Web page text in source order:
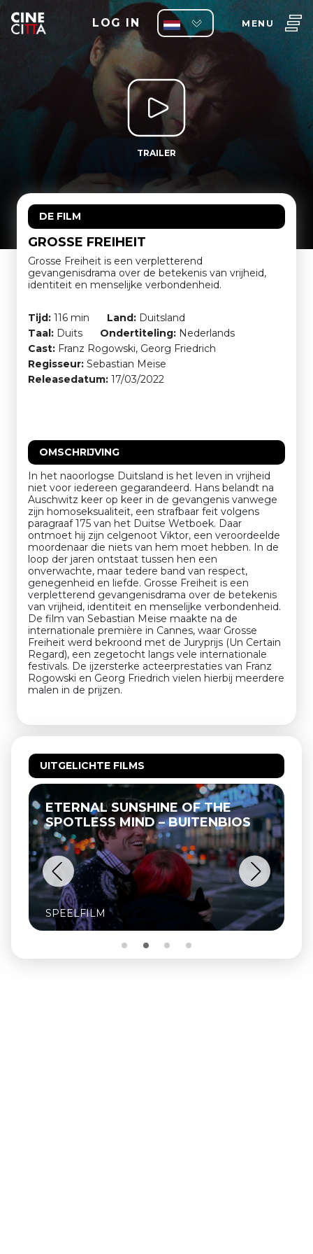
LOG IN MENU
TRAILER
DE FILM
GROSSE FREIHEIT
Grosse Freiheit is een verpletterend
gevangenisdrama over de betekenis van vrijheid,
identiteit en menselijke verbondenheid.
Tijd: 116 min Land: Duitsland
Taal: Duits Ondertiteling: Nederlands
Cast: Franz Rogowski, Georg Friedrich
Regisseur: Sebastian Meise
Releasedatum: 17/03/2022
OMSCHRIJVING
In het naoorlogse Duitsland is het leven in vrijheid
niet voor iedereen gegarandeerd. Hans belandt na
Auschwitz keer op keer in de gevangenis vanwege
zijn homoseksualiteit, een strafbaar feit volgens
paragraaf 175 van het Duitse Wetboek. Daar
ontmoet hij zijn celgenoot Viktor, een veroordeelde
moordenaar die niets van hem moet hebben. In de
loop der jaren ontstaat tussen hen een
onverwachte, maar tedere band van respect,
genegenheid en liefde. Grosse Freiheit is een
verpletterend gevangenisdrama over de betekenis
van vrijheid, identiteit en menselijke verbondenheid.
De film van Sebastian Meise maakte na de
internationale première in Cannes, waar Grosse
Freiheit werd bekroond met de Juryprijs (Un Certain
Regard), een zegetocht langs vele internationale
festivals. De ijzersterke acteerprestaties van Franz
Rogowski en Georg Friedrich vielen hierbij meerdere
malen in de prijzen.
UITGELICHTE FILMS
ETERNAL SUNSHINE OF THE
SPOTLESS MIND – BUITENBIOS
SPEELFILM